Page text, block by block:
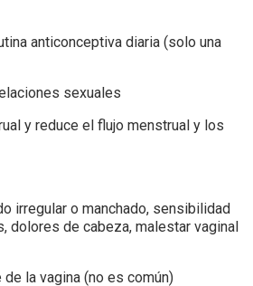
anticonceptiva diaria (solo una
sexuales
y reduce el flujo menstrual y los
irregular o manchado, sensibilidad
dolores de cabeza, malestar vaginal
la vagina (no es común)